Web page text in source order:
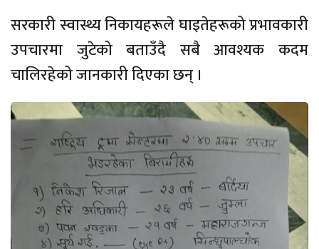
सरकारी स्वास्थ्य निकायहरूले घाइतेहरूको प्रभावकारी
उपचारमा जुटेको बताउँदै सबै आवश्यक कदम
चालिरहेको जानकारी दिएका छन् ।